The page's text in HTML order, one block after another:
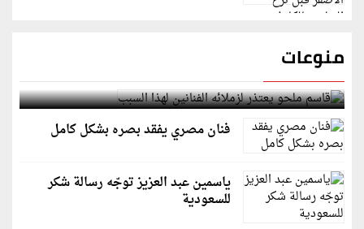
منوعات
قاسم ملحو يعتذر لزملائه الفنانين لهذا السبب
فنان مصري يفقد بصره بشكل كامل
ياسمين عبد العزيز توجّه رسالة شكر
للسعودية